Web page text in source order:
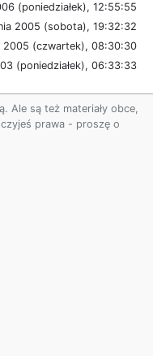
(poniedziałek), 12:55:55
2005 (sobota), 19:32:32
2005 (czwartek), 08:30:30
(poniedziałek), 06:33:33
Ale są też materiały obce,
prawa - proszę o